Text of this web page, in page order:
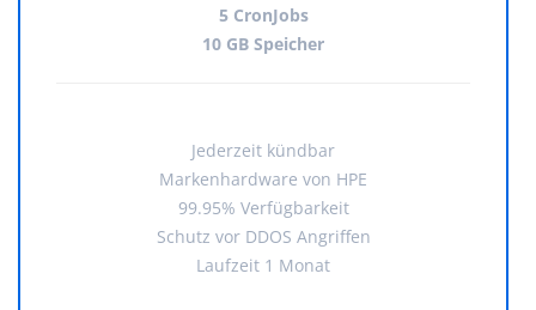
5 CronJobs
10 GB Speicher
Jederzeit kündbar
Markenhardware von HPE
99.95% Verfügbarkeit
Schutz vor DDOS Angriffen
Laufzeit 1 Monat